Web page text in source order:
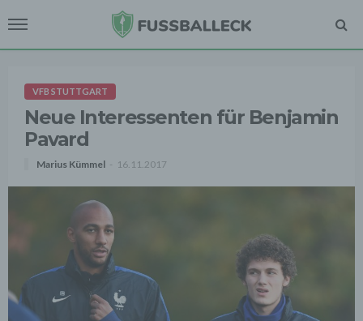
VFB STUTTGART
Neue Interessenten für Benjamin
Pavard
Marius Kümmel 16.11.2017